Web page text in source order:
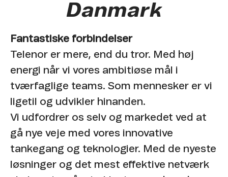
Danmark
Fantastiske forbindelser
Telenor er mere, end du tror. Med høj
energi når vi vores ambitiøse mål i
tværfaglige teams. Som mennesker er vi
ligetil og udvikler hinanden.​
Vi udfordrer os selv og markedet ved at
gå nye veje med vores innovative
tankegang og teknologier. Med de nyeste
løsninger og det mest effektive netværk